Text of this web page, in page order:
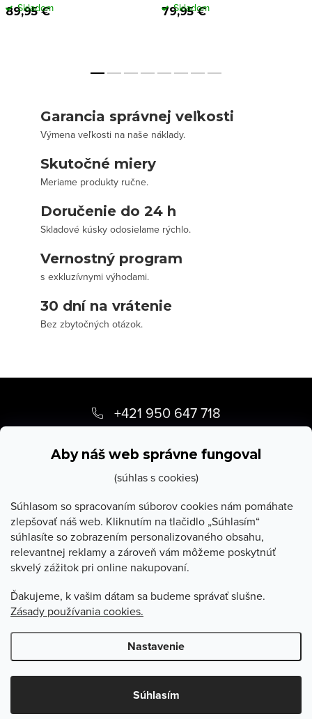
Aby náš web správne fungoval
(súhlas s cookies)
Súhlasom so spracovaním súborov cookies nám pomáhate
zlepšovať náš web. Kliknutím na tlačidlo „Súhlasím“
súhlasíte so zobrazením personalizovaného obsahu,
relevantnej reklamy a zároveň vám môžeme poskytnúť
skvelý zážitok pri online nakupovaní.
Ďakujeme, k vašim dátam sa budeme správať slušne.
Zásady používania cookies.
Nastavenie
Súhlasím
89,95 €
Skladom 79,95 €
Skladom
Garancia správnej veľkosti
Výmena veľkosti na naše náklady.
Skutočné miery
Meriame produkty ručne.
Doručenie do 24 h
Skladové kúsky odosielame rýchlo.
Vernostný program
s exkluzívnymi výhodami.
30 dní na vrátenie
Bez zbytočných otázok.
p
+421 950 647 718
O Stevula
Poradňa
Copyright 2026Stevula.sk. Všetky práva vyhradené.Upraviť
nastavenie cookies